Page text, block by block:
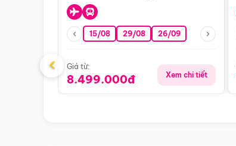
15/08 29/08 26/09
Giá từ:
8.499.000đ Xem chi tiết
‹